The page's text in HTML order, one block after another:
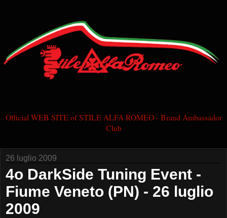
Official WEB SITE of STILE ALFA ROMEO - Brand Ambassador
Club
26 luglio 2009
4o DarkSide Tuning Event -
Fiume Veneto (PN) - 26 luglio
2009